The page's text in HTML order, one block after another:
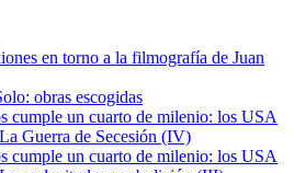
en torno a la filmografía de Juan
obras escogidas
cumple un cuarto de milenio: los USA
Guerra de Secesión (IV)
cumple un cuarto de milenio: los USA